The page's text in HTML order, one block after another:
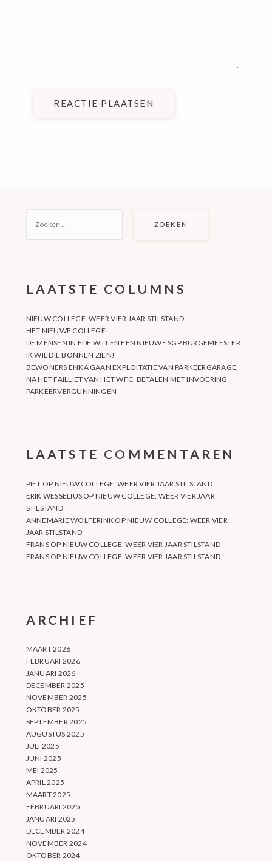
REACTIE PLAATSEN
NAAR:
LAATSTE COLUMNS
NIEUW COLLEGE: WEER VIER JAAR STILSTAND
HET NIEUWE COLLEGE!
DE MENSEN IN EDE WILLEN EEN NIEUWE SGP BURGEMEESTER
IK WIL DIE BONNEN ZIEN!
BEWONERS ENKA GAAN EXPLOITATIE VAN PARKEERGARAGE,
NA HET FAILLIET VAN HET WFC, BETALEN MET INVOERING
PARKEERVERGUNNINGEN
LAATSTE COMMENTAREN
PIET OP NIEUW COLLEGE: WEER VIER JAAR STILSTAND
ERIK WESSELIUS OP NIEUW COLLEGE: WEER VIER JAAR
STILSTAND
ANNEMARIE WOLFERINK OPNIEUW COLLEGE: WEER VIER
JAAR STILSTAND
FRANSOP NIEUW COLLEGE: WEER VIER JAAR STILSTAND
FRANSOP NIEUW COLLEGE: WEER VIER JAAR STILSTAND
ARCHIEF
MAART 2026
FEBRUARI 2026
JANUARI 2026
DECEMBER 2025
NOVEMBER 2025
OKTOBER 2025
SEPTEMBER 2025
AUGUSTUS 2025
JULI 2025
JUNI 2025
MEI 2025
APRIL 2025
MAART 2025
FEBRUARI 2025
JANUARI 2025
DECEMBER 2024
NOVEMBER 2024
OKTOBER 2024